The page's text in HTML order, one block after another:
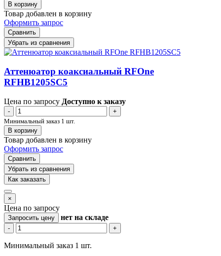
В корзину
Товар добавлен в корзину
Оформить запрос
Сравнить
Убрать из сравнения
Аттенюатор коаксиальный RFOne
RFHB1205SC5
Цена по запросу Доступно к заказу
-
+
Минимальный заказ 1 шт.
В корзину
Товар добавлен в корзину
Оформить запрос
Сравнить
Убрать из сравнения
Как заказать
×
Цена по запросу
Запросить цену нет на складе
- +
Минимальный заказ 1 шт.